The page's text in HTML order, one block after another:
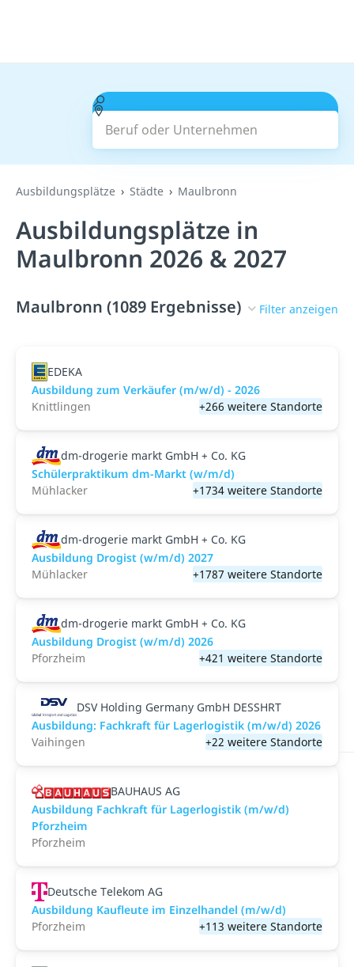
Beruf oder Unternehmen
Suchen
Ausbildungsplätze Städte Maulbronn
Ausbildungsplätze in
Maulbronn 2026 & 2027
Maulbronn (1089 Ergebnisse) Filter anzeigen
EDEKA
Ausbildung zum Verkäufer (m/w/d) - 2026
Knittlingen
+266 weitere Standorte
dm-drogerie markt GmbH + Co. KG
Schülerpraktikum dm-Markt (w/m/d)
Mühlacker
+1734 weitere Standorte
dm-drogerie markt GmbH + Co. KG
Ausbildung Drogist (w/m/d) 2027
Mühlacker
+1787 weitere Standorte
dm-drogerie markt GmbH + Co. KG
Ausbildung Drogist (w/m/d) 2026
Pforzheim
+421 weitere Standorte
DSV Holding Germany GmbH DESSHRT
Ausbildung: Fachkraft für Lagerlogistik (m/w/d) 2026
Vaihingen
+22 weitere Standorte
BAUHAUS AG
Ausbildung Fachkraft für Lagerlogistik (m/w/d)
Pforzheim
Pforzheim
Deutsche Telekom AG
Ausbildung Kaufleute im Einzelhandel (m/w/d)
Pforzheim
+113 weitere Standorte